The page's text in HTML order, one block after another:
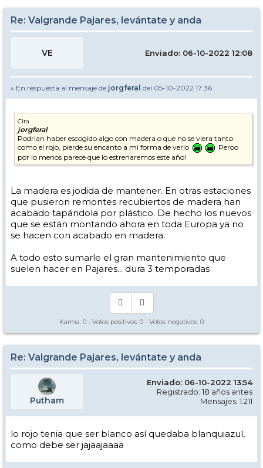
Re: Valgrande Pajares, levántate y anda
VE Enviado: 06-10-2022 12:08
» En respuesta al mensaje de jorgferal del 05-10-2022 17:36
Cita
jorgferal
Podrian haber escogido algo con madera o que no se viera tanto
como el rojo, pierde su encanto a mi forma de verlo
Peroo
por lo menos parece que lo estrenaremos este año!
La madera es jodida de mantener. En otras estaciones
que pusieron remontes recubiertos de madera han
acabado tapándola por plástico. De hecho los nuevos
que se están montando ahora en toda Europa ya no
se hacen con acabado en madera.
A todo esto sumarle el gran mantenimiento que
suelen hacer en Pajares... dura 3 temporadas
Karma: 0 - Votos positivos: 0 - Votos negativos: 0
Re: Valgrande Pajares, levántate y anda
Putham
Enviado: 06-10-2022 13:54
Registrado: 18 años antes
Mensajes: 1.211
lo rojo tenia que ser blanco así quedaba blanquiazul,
como debe ser jajaajaaaa